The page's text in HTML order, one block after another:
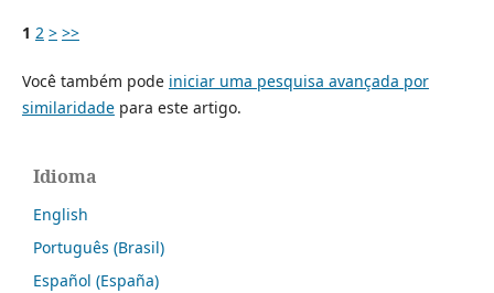
1 2 > >>
Você também pode iniciar uma pesquisa avançada por
similaridadepara este artigo.
Idioma
English
Português (Brasil)
Español (España)